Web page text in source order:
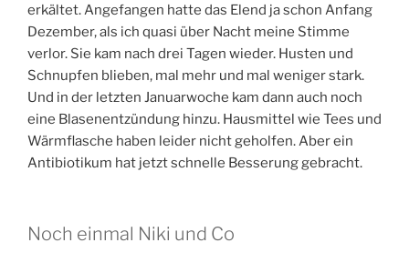
erkältet. Angefangen hatte das Elend ja schon Anfang
Dezember, als ich quasi über Nacht meine Stimme
verlor. Sie kam nach drei Tagen wieder. Husten und
Schnupfen blieben, mal mehr und mal weniger stark.
Und in der letzten Januarwoche kam dann auch noch
eine Blasenentzündung hinzu. Hausmittel wie Tees und
Wärmflasche haben leider nicht geholfen. Aber ein
Antibiotikum hat jetzt schnelle Besserung gebracht.
Noch einmal Niki und Co